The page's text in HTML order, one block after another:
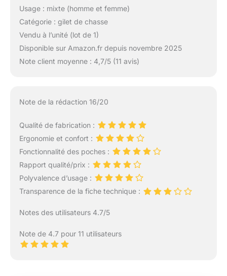
Usage : mixte (homme et femme)
Catégorie : gilet de chasse
Vendu à l’unité (lot de 1)
Disponible sur Amazon.fr depuis novembre 2025
Note client moyenne : 4,7/5 (11 avis)
Note de la rédaction 16/20
Qualité de fabrication :
Ergonomie et confort :
Fonctionnalité des poches :
Rapport qualité/prix :
Polyvalence d’usage :
Transparence de la fiche technique :
Notes des utilisateurs 4.7/5
Note de 4.7 pour 11 utilisateurs